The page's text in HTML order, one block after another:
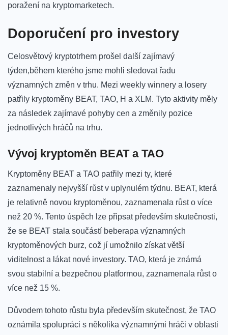
poražení na ⁢kryptomarketech.
Doporučení pro investory
Celosvětový kryptotrhem prošel další ‌zajímavý
týden,během kterého jsme mohli sledovat řadu
významných změn v trhu. Mezi weekly winnery a losery
patřily kryptoměny‌ BEAT, TAO, H a XLM. Tyto aktivity⁢ měly
za následek zajímavé pohyby cen a změnily pozice
jednotlivých hráčů​ na trhu.
Vývoj kryptoměn BEAT a TAO
Kryptoměny BEAT a TAO patřily mezi ty, které
zaznamenaly nejvyšší růst v uplynulém týdnu. BEAT, která
je relativně novou kryptoměnou, zaznamenala růst o více
než 20 %. Tento úspěch lze připsat především skutečnosti,
že se BEAT stala součástí beberapa významných
kryptoměnových ⁢burz, což jí umožnilo získat větší
viditelnost a lákat ⁣nové investory. TAO, která je známá
⁣svou stabilní a bezpečnou platformou, zaznamenala růst o
více ‌než⁤ 15 %.
Důvodem tohoto růstu byla ⁢především skutečnost, že TAO
oznámila spolupráci s několika významnými hráči v oblasti